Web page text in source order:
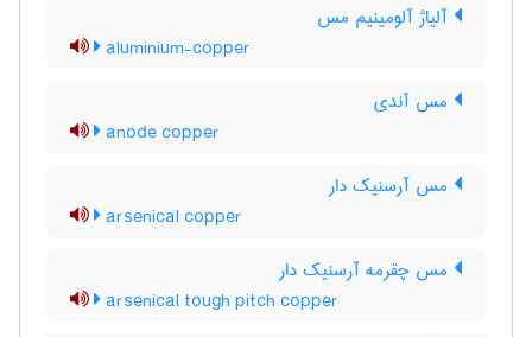
آلیاژ آلومینیم مس
aluminium-copper
مس آندی
anode copper
مس آرسنیک دار
arsenical copper
مس چقرمه آرسنیک دار
arsenical tough pitch copper